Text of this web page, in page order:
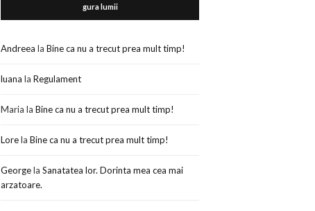
gura lumii
Andreea laBine ca nu a trecut prea mult timp!
luana laRegulament
Maria laBine ca nu a trecut prea mult timp!
LorelaBine ca nu a trecut prea mult timp!
GeorgelaSanatatea lor. Dorinta mea cea mai
arzatoare.